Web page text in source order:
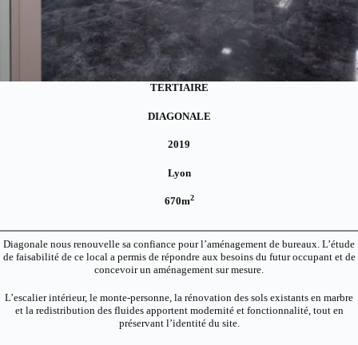
TERTIAIRE
DIAGONALE
2019
Lyon
670m2
Diagonale nous renouvelle sa confiance pour l’aménagement de bureaux. L’étude
de faisabilité de ce local a permis de répondre aux besoins du futur occupant et de
concevoir un aménagement sur mesure.
L’escalier intérieur, le monte-personne, la rénovation des sols existants en marbre
et la redistribution des fluides apportent modernité et fonctionnalité, tout en
préservant l’identité du site.